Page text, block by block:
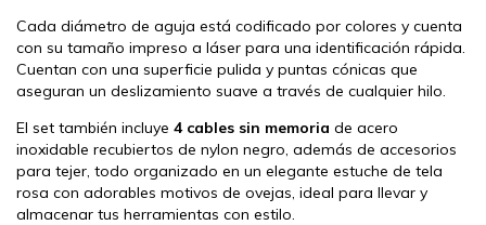
Cada diámetro de aguja está codificado por colores y cuenta
con su tamaño impreso a láser para una identificación rápida.
Cuentan con una superficie pulida y puntas cónicas que
aseguran un deslizamiento suave a través de cualquier hilo.
El set también incluye 4 cables sin memoria de acero
inoxidable recubiertos de nylon negro, además de accesorios
para tejer, todo organizado en un elegante estuche de tela
rosa con adorables motivos de ovejas, ideal para llevar y
almacenar tus herramientas con estilo.